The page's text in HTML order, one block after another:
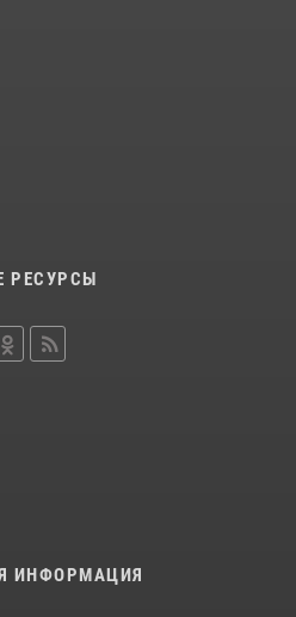
РЕСУРСЫ
ИНФОРМАЦИЯ